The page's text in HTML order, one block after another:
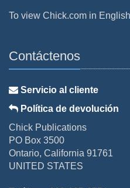
To view Chick.com in
Contáctenos
Servicio al cliente
Política de devolución
Chick Publications
PO Box 3500
Ontario, California 91761
UNITED STATES